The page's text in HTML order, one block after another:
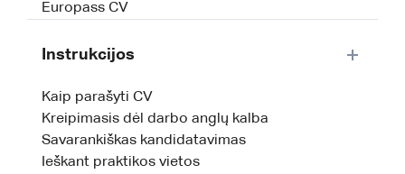
Europass CV
Instrukcijos
Kaip parašyti CV
Kreipimasis dėl darbo anglų kalba
Savarankiškas kandidatavimas
Ieškant praktikos vietos